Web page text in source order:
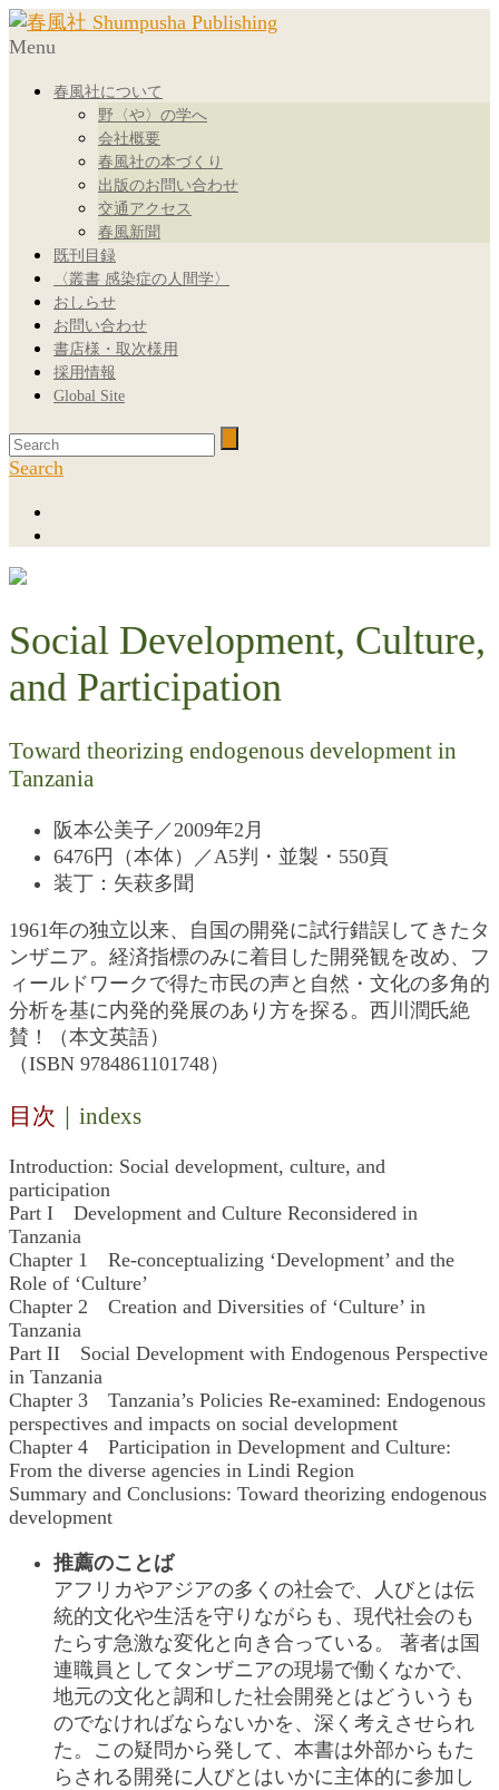
Menu
春風社について
野〈や〉の学へ
会社概要
春風社の本づくり
出版のお問い合わせ
交通アクセス
春風新聞
既刊目録
〈叢書 感染症の人間学〉
おしらせ
お問い合わせ
書店様・取次様用
採用情報
Global Site
Search
Social Development, Culture,
and Participation
Toward theorizing endogenous development in
Tanzania
阪本公美子／2009年2月
6476円（本体）／A5判・並製・550頁
装丁：矢萩多聞
1961年の独立以来、自国の開発に試行錯誤してきたタ
ンザニア。経済指標のみに着目した開発観を改め、フ
ィールドワークで得た市民の声と自然・文化の多角的
分析を基に内発的発展のあり方を探る。西川潤氏絶
賛！（本文英語）
（ISBN 9784861101748）
目次 ｜indexs
Introduction: Social development, culture, and
participation
Part I Development and Culture Reconsidered in
Tanzania
Chapter 1 Re-conceptualizing ‘Development’ and the
Role of ‘Culture’
Chapter 2 Creation and Diversities of ‘Culture’ in
Tanzania
Part II Social Development with Endogenous Perspective
in Tanzania
Chapter 3 Tanzania’s Policies Re-examined: Endogenous
perspectives and impacts on social development
Chapter 4 Participation in Development and Culture:
From the diverse agencies in Lindi Region
Summary and Conclusions: Toward theorizing endogenous
development
推薦のことば
アフリカやアジアの多くの社会で、人びとは伝
統的文化や生活を守りながらも、現代社会のも
たらす急激な変化と向き合っている。 著者は国
連職員としてタンザニアの現場で働くなかで、
地元の文化と調和した社会開発とはどういうも
のでなければならないかを、深く考えさせられ
た。この疑問から発して、本書は外部からもた
らされる開発に人びとはいかに主体的に参加し